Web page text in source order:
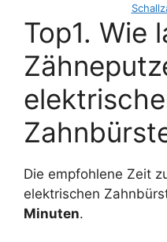
Top1. Wie
Die empfohlene Zeit
elektrischen
Minuten.